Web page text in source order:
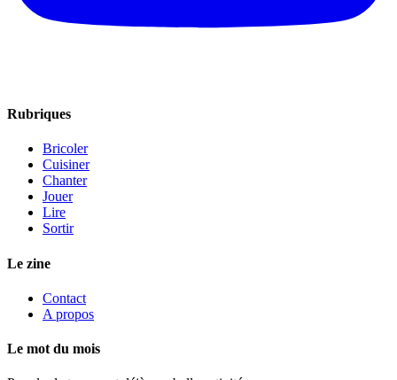
Rubriques
Bricoler
Cuisiner
Chanter
Jouer
Lire
Sortir
Le zine
Contact
A propos
Le mot du mois